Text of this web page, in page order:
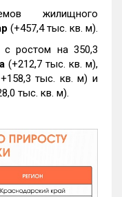
жилищного
(+457,4 тыс. кв. м).
с ростом на 350,3
(+212,7 тыс. кв. м),
тыс. кв. м) и
тыс. кв. м).